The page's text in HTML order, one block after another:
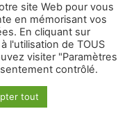
site Web pour vous
en mémorisant vos
En cliquant sur
l'utilisation de TOUS
visiter "Paramètres
contrôlé.
tout